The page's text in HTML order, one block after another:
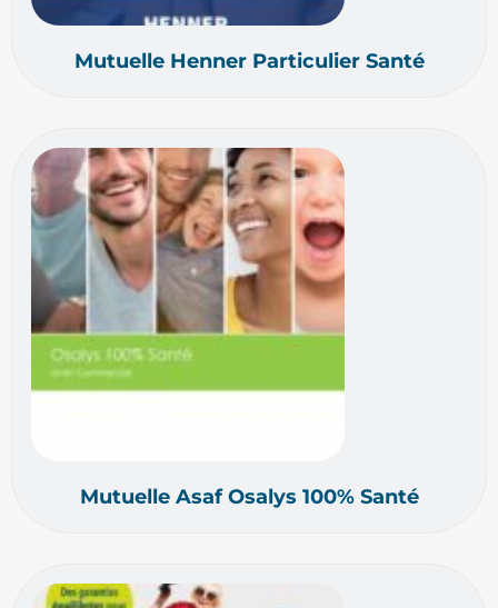
Mutuelle Henner Particulier Santé
Mutuelle Asaf Osalys 100% Santé